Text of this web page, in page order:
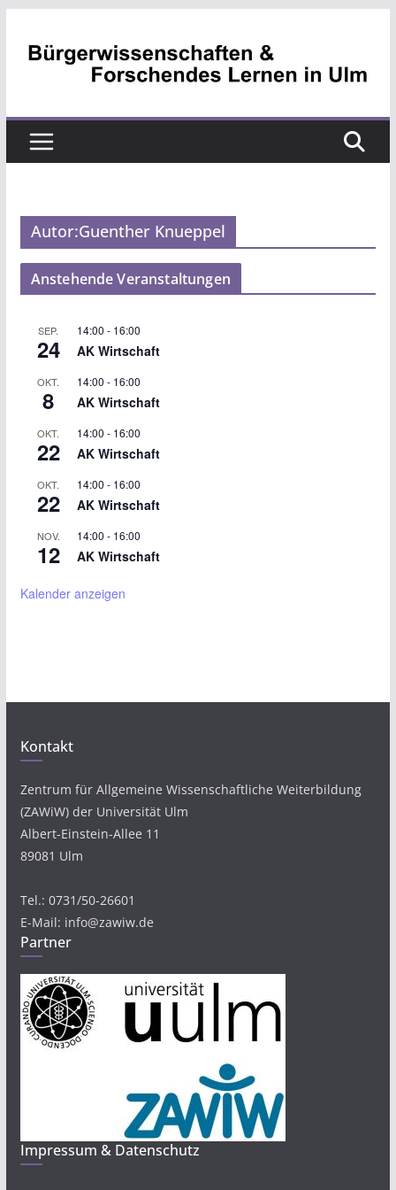
Inhalt
Autor:Guenther Knueppel
Anstehende Veranstaltungen
SEP.
24
14:00 - 16:00
AK Wirtschaft
OKT.
8
14:00 - 16:00
AK Wirtschaft
OKT.
22
14:00 - 16:00
AK Wirtschaft
OKT.
22
14:00 - 16:00
AK Wirtschaft
NOV.
12
14:00 - 16:00
AK Wirtschaft
Kalender anzeigen
Kontakt
Zentrum für Allgemeine Wissenschaftliche Weiterbildung
(ZAWiW) der Universität Ulm
Albert-Einstein-Allee 11
89081 Ulm
Tel.: 0731/50-26601
E-Mail: info@zawiw.de
Partner
Impressum & Datenschutz